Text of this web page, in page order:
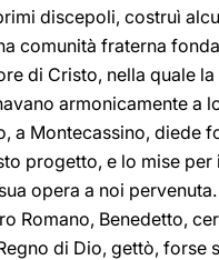
discepoli, costruì
comunità fraterna
di Cristo, nella quale
armonicamente a
a Montecassino, diede
progetto, e lo mise per
opera a noi
Romano, Benedetto,
di Dio, gettò, forse